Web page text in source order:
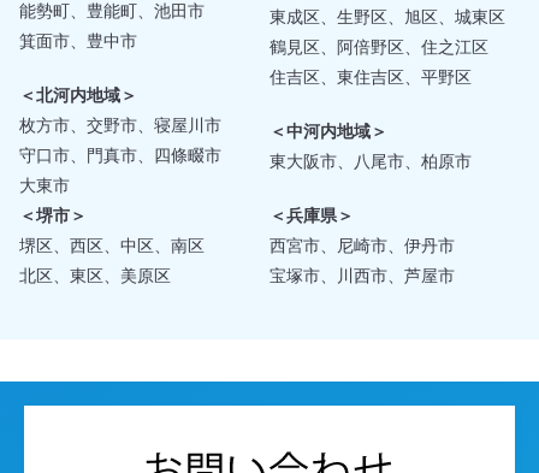
能勢町、豊能町、池田市
箕面市、豊中市
＜北河内地域＞
枚方市、交野市、寝屋川市
守口市、門真市、四條畷市
大東市
東成区、生野区、旭区、城東区
鶴見区、阿倍野区、住之江区
住吉区、東住吉区、平野区
＜中河内地域＞
東大阪市、八尾市、柏原市
＜堺市＞
堺区、西区、中区、南区
北区、東区、美原区
＜兵庫県＞
西宮市、尼崎市、伊丹市
宝塚市、川西市、芦屋市